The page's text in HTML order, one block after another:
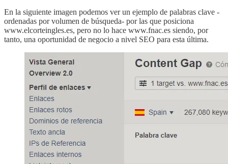
En la siguiente imagen podemos ver un ejemplo de palabras clave -
ordenadas por volumen de búsqueda- por las que posiciona
www.elcorteingles.es, pero no lo hace www.fnac.es siendo, por
tanto, una oportunidad de negocio a nivel SEO para esta última.